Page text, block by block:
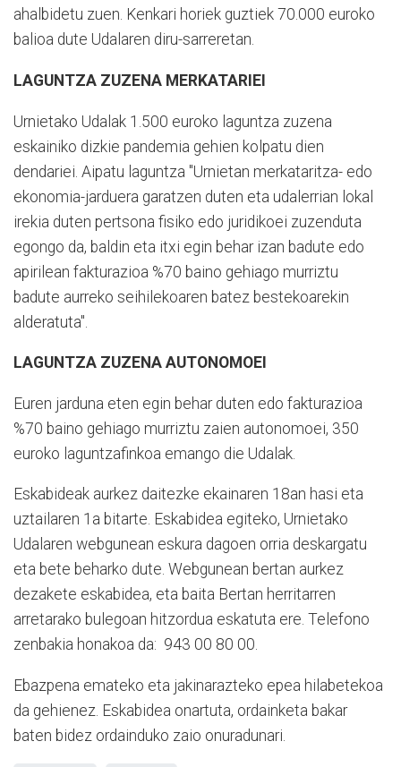
ahalbidetu zuen. Kenkari horiek guztiek 70.000 euroko
balioa dute Udalaren diru-sarreretan.
LAGUNTZA ZUZENA MERKATARIEI
Urnietako Udalak 1.500 euroko laguntza zuzena
eskainiko dizkie pandemia gehien kolpatu dien
dendariei. Aipatu laguntza "Urnietan merkataritza- edo
ekonomia-jarduera garatzen duten eta udalerrian lokal
irekia duten pertsona fisiko edo juridikoei zuzenduta
egongo da, baldin eta itxi egin behar izan badute edo
apirilean fakturazioa %70 baino gehiago murriztu
badute aurreko seihilekoaren batez bestekoarekin
alderatuta".
LAGUNTZA ZUZENA AUTONOMOEI
Euren jarduna eten egin behar duten edo fakturazioa
%70 baino gehiago murriztu zaien autonomoei, 350
euroko laguntzafinkoa emango die Udalak.
Eskabideak aurkez daitezke ekainaren 18an hasi eta
uztailaren 1a bitarte. Eskabidea egiteko, Urnietako
Udalaren webgunean eskura dagoen orria deskargatu
eta bete beharko dute. Webgunean bertan aurkez
dezakete eskabidea, eta baita Bertan herritarren
arretarako bulegoan hitzordua eskatuta ere. Telefono
zenbakia honakoa da: 943 00 80 00.
Ebazpena emateko eta jakinarazteko epea hilabetekoa
da gehienez. Eskabidea onartuta, ordainketa bakar
baten bidez ordainduko zaio onuradunari.